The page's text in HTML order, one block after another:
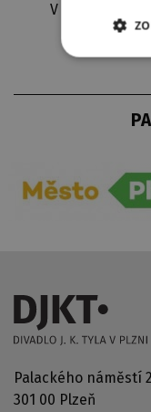
V inscenaci
Palackého náměstí
301 00 Plzeň